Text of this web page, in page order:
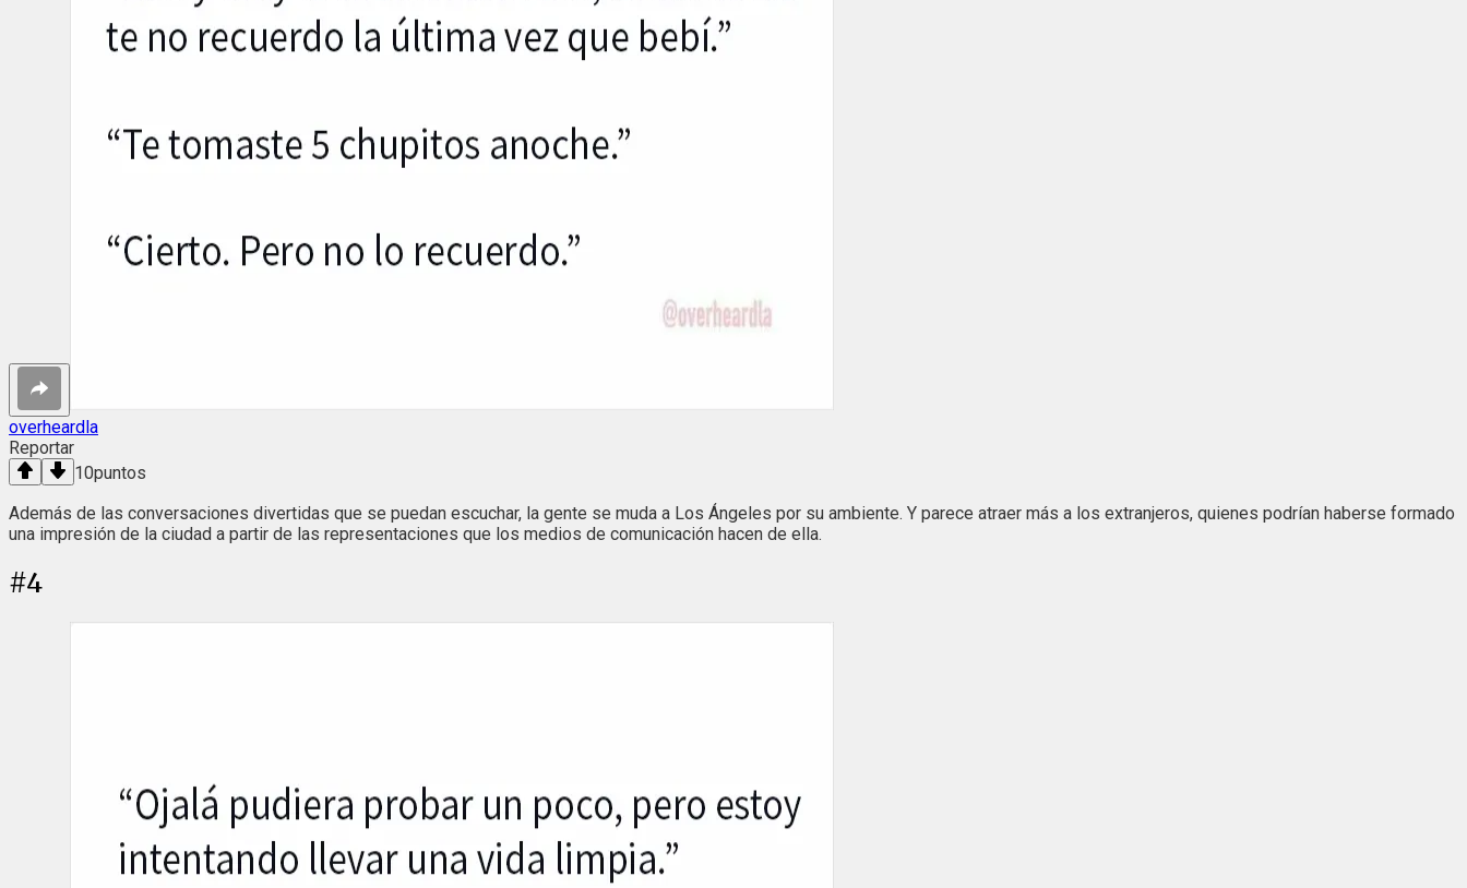
overheardla
Reportar
10puntos
Además de las conversaciones divertidas que se puedan escuchar, la gente se muda a Los Ángeles por su ambiente. Y parece atraer más a los extranjeros, quienes podrían haberse formado
una impresión de la ciudad a partir de las representaciones que los medios de comunicación hacen de ella.
#4